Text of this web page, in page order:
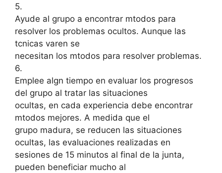
5.
Ayude al grupo a encontrar mtodos para
resolver los problemas ocultos. Aunque las
tcnicas varen se
necesitan los mtodos para resolver problemas.
6.
Emplee algn tiempo en evaluar los progresos
del grupo al tratar las situaciones
ocultas, en cada experiencia debe encontrar
mtodos mejores. A medida que el
grupo madura, se reducen las situaciones
ocultas, las evaluaciones realizadas en
sesiones de 15 minutos al final de la junta,
pueden beneficiar mucho al